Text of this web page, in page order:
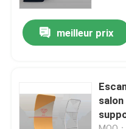
Contact
nouvelles
Affichage
meilleur prix